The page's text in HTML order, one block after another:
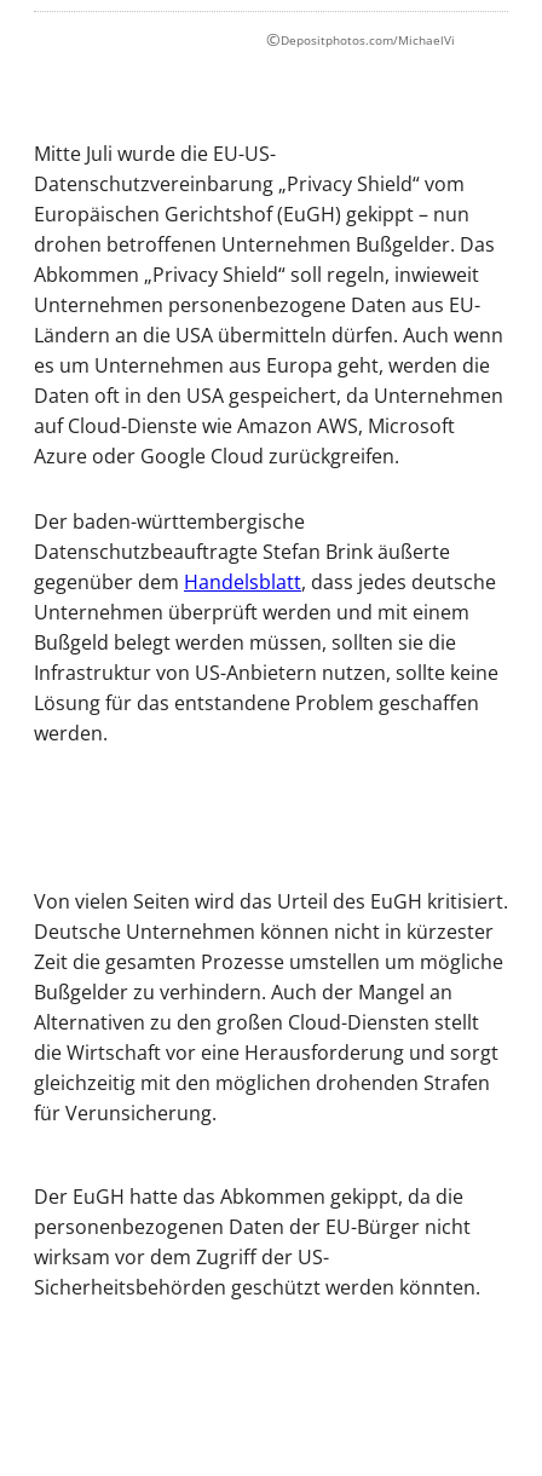
©Depositphotos.com/MichaelVi
Mitte Juli wurde die EU-US-
Datenschutzvereinbarung „Privacy Shield“ vom
Europäischen Gerichtshof (EuGH) gekippt – nun
drohen betroffenen Unternehmen Bußgelder. Das
Abkommen „Privacy Shield“ soll regeln, inwieweit
Unternehmen personenbezogene Daten aus EU-
Ländern an die USA übermitteln dürfen. Auch wenn
es um Unternehmen aus Europa geht, werden die
Daten oft in den USA gespeichert, da Unternehmen
auf Cloud-Dienste wie Amazon AWS, Microsoft
Azure oder Google Cloud zurückgreifen.
Der baden-württembergische
Datenschutzbeauftragte Stefan Brink äußerte
gegenüber dem Handelsblatt, dass jedes deutsche
Unternehmen überprüft werden und mit einem
Bußgeld belegt werden müssen, sollten sie die
Infrastruktur von US-Anbietern nutzen, sollte keine
Lösung für das entstandene Problem geschaffen
werden.
Von vielen Seiten wird das Urteil des EuGH kritisiert.
Deutsche Unternehmen können nicht in kürzester
Zeit die gesamten Prozesse umstellen um mögliche
Bußgelder zu verhindern. Auch der Mangel an
Alternativen zu den großen Cloud-Diensten stellt
die Wirtschaft vor eine Herausforderung und sorgt
gleichzeitig mit den möglichen drohenden Strafen
für Verunsicherung.
Der EuGH hatte das Abkommen gekippt, da die
personenbezogenen Daten der EU-Bürger nicht
wirksam vor dem Zugriff der US-
Sicherheitsbehörden geschützt werden könnten.